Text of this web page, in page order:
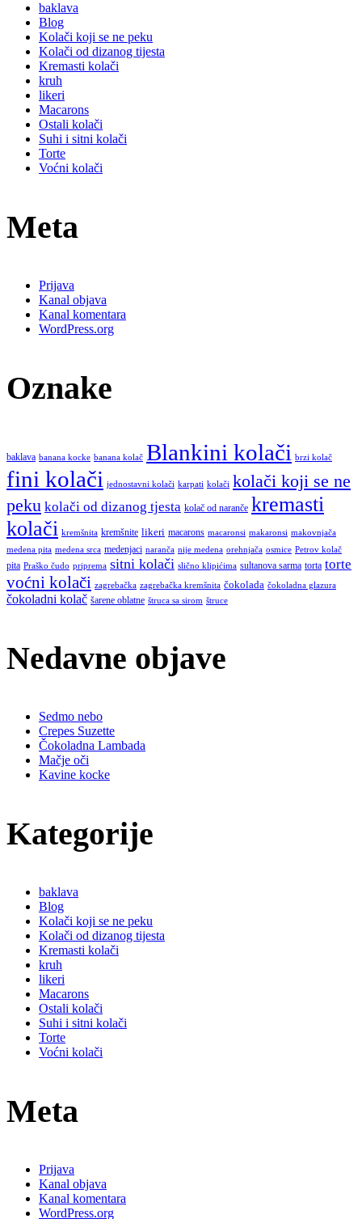
baklava
Blog
Kolači koji se ne peku
Kolači od dizanog tijesta
Kremasti kolači
kruh
likeri
Macarons
Ostali kolači
Suhi i sitni kolači
Torte
Voćni kolači
Meta
Prijava
Kanal objava
Kanal komentara
WordPress.org
Oznake
baklava banana kocke banana kolač Blankini kolači brzi kolač
fini kolači jednostavni kolači karpati kolači kolači koji se ne
peku kolači od dizanog tjesta kolač od naranče kremasti
kolači kremšnita kremšnite likeri macarons macaronsi makaronsi makovnjača
medena pita medena srca medenjaci naranča nije medena orehnjača osmice Petrov kolač
pita Praško čudo priprema sitni kolači slično klipićima sultanova sarma torta torte
voćni kolači zagrebačka zagrebačka kremšnita čokolada čokoladna glazura
čokoladni kolač šarene oblatne štruca sa sirom štruce
Nedavne objave
Sedmo nebo
Crepes Suzette
Čokoladna Lambada
Mačje oči
Kavine kocke
Kategorije
baklava
Blog
Kolači koji se ne peku
Kolači od dizanog tijesta
Kremasti kolači
kruh
likeri
Macarons
Ostali kolači
Suhi i sitni kolači
Torte
Voćni kolači
Meta
Prijava
Kanal objava
Kanal komentara
WordPress.org